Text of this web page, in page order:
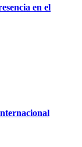
en el